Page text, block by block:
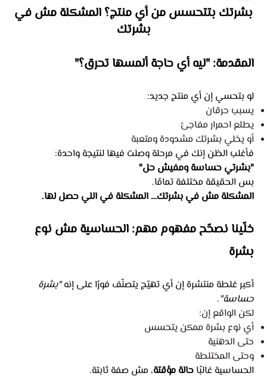
بشرتك بتتحسس من أي منتج؟ المشكلة مش في
بشرتك
المقدمة: "ليه أي حاجة ألمسها تحرق؟"
لو بتحسي إن أي منتج جديد:
يسبب حرقان
يطلع احمرار مفاجئ
أو يخلي بشرتك مشدودة ومتعبة
فأغلب الظن إنك في مرحلة وصلت فيها لنتيجة واحدة:
"بشرتي حساسة ومفيش حل"
بس الحقيقة مختلفة تمامًا.
المشكلة مش في بشرتك… المشكلة في اللي حصل لها.
خلّينا نصحّح مفهوم مهم: الحساسية مش نوع
بشرة
أكبر غلطة منتشرة إن أي تهيّج يتصنّف فورًا على إنه"بشرة
حساسة".
لكن الواقع إن:
أي نوع بشرة ممكن يتحسس
حتى الدهنية
وحتى المختلطة
الحساسية غالبًا حالة مؤقتة، مش صفة ثابتة.